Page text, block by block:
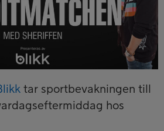
tar sportbevakningen till
hos